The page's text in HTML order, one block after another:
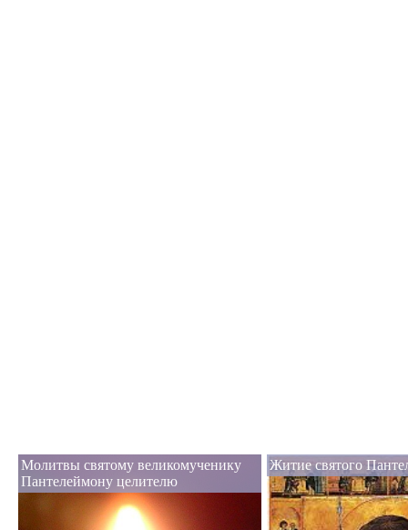
Молитвы святому великомученику
Пантелеймону целителю
Житие святого